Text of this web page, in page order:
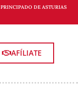
PRINCIPADO DE ASTURIAS
AFÍLIATE